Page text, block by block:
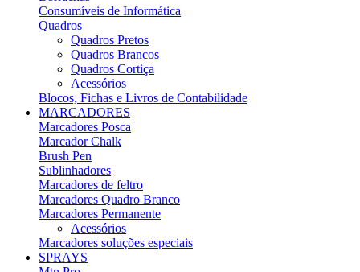
Consumíveis de Informática
Quadros
Quadros Pretos
Quadros Brancos
Quadros Cortiça
Acessórios
Blocos, Fichas e Livros de Contabilidade
MARCADORES
Marcadores Posca
Marcador Chalk
Brush Pen
Sublinhadores
Marcadores de feltro
Marcadores Quadro Branco
Marcadores Permanente
Acessórios
Marcadores soluções especiais
SPRAYS